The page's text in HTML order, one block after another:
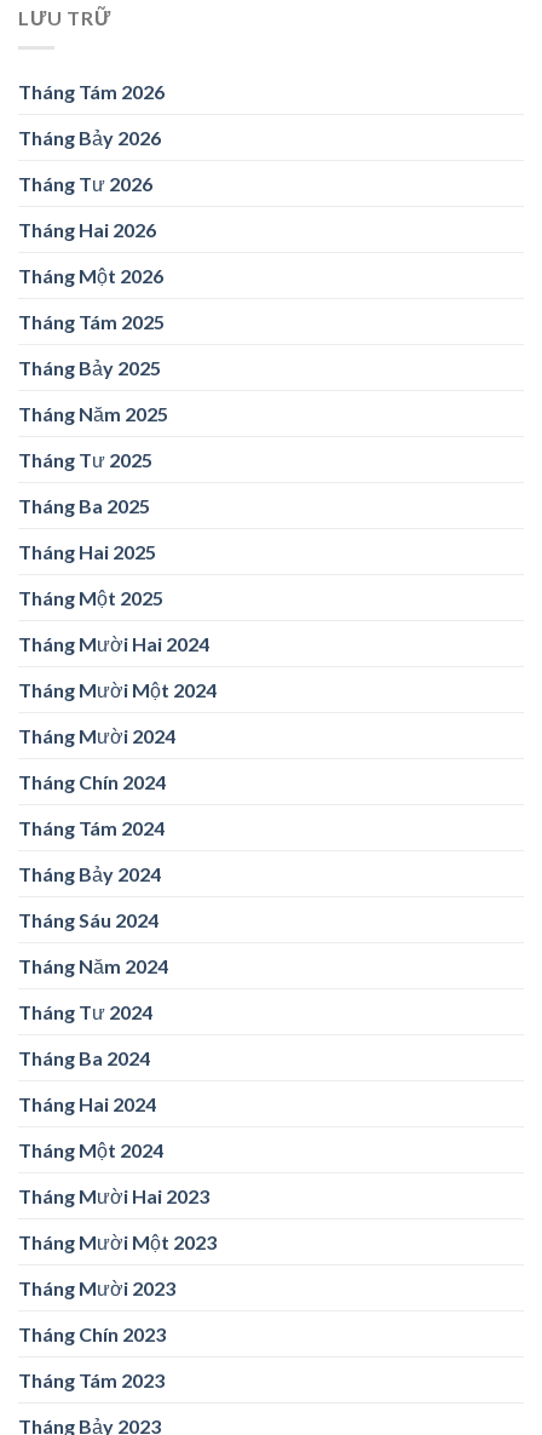
LƯU TRỮ
Tháng Tám 2026
Tháng Bảy 2026
Tháng Tư 2026
Tháng Hai 2026
Tháng Một 2026
Tháng Tám 2025
Tháng Bảy 2025
Tháng Năm 2025
Tháng Tư 2025
Tháng Ba 2025
Tháng Hai 2025
Tháng Một 2025
Tháng Mười Hai 2024
Tháng Mười Một 2024
Tháng Mười 2024
Tháng Chín 2024
Tháng Tám 2024
Tháng Bảy 2024
Tháng Sáu 2024
Tháng Năm 2024
Tháng Tư 2024
Tháng Ba 2024
Tháng Hai 2024
Tháng Một 2024
Tháng Mười Hai 2023
Tháng Mười Một 2023
Tháng Mười 2023
Tháng Chín 2023
Tháng Tám 2023
Tháng Bảy 2023